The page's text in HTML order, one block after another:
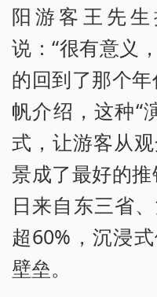
阳游客王先
说：“很有意义
的回到了那个
帆介绍，这种“
式，让游客从
景成了最好的
日来自东三省
超60%，沉浸
壁垒。